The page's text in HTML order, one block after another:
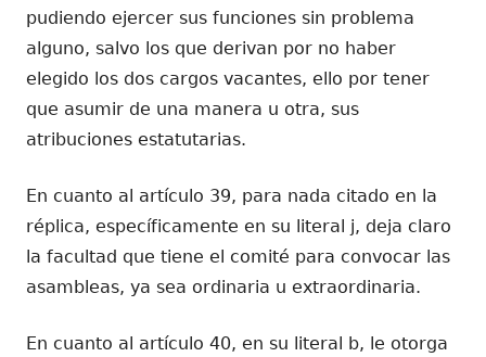
pudiendo ejercer sus funciones sin problema
alguno, salvo los que derivan por no haber
elegido los dos cargos vacantes, ello por tener
que asumir de una manera u otra, sus
atribuciones estatutarias.
En cuanto al artículo 39, para nada citado en la
réplica, específicamente en su literal j, deja claro
la facultad que tiene el comité para convocar las
asambleas, ya sea ordinaria u extraordinaria.
En cuanto al artículo 40, en su literal b, le otorga